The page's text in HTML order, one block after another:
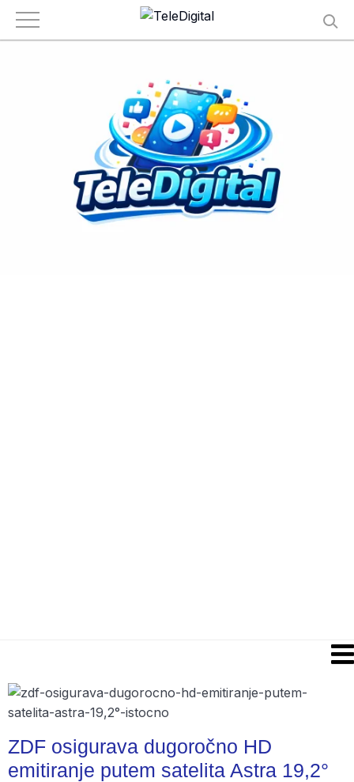
ZDF osigurava dugoročno HD
emitiranje putem satelita Astra 19,2°